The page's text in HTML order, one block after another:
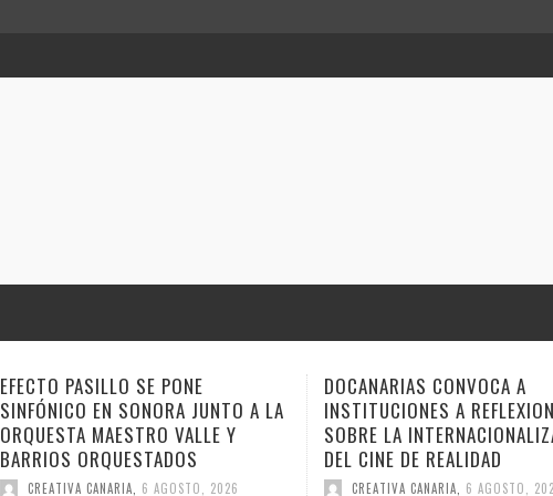
DOCANARIAS CONVOCA A
INSTITUCIONES A REFLEXIONAR
SOBRE LA INTERNACIONALIZACIÓN
DEL CINE DE REALIDAD
CREATIVA CANARIA 6 AGOSTO, 2026
ANA TOVAR, FIDEL GALBÁN Y
GEMAGE LLEVAN SUS
ESTE FIN DE SEMANA A
CUENTO
CREATIVA CANARIA 6 AGOSTO,